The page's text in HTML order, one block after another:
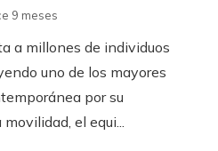
9 meses
a millones de individuos
uno de los mayores
por su
el equi...